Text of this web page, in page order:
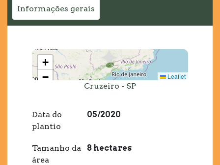
Informações gerais
+
−
Leaflet
Cruzeiro - SP
Data do
plantio
05/2020
Tamanho da
área
8 hectares